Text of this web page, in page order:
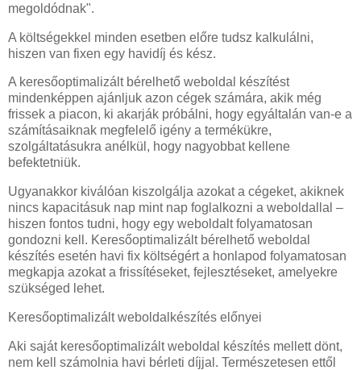
megoldódnak".
A költségekkel minden esetben előre tudsz kalkulálni,
hiszen van fixen egy havidíj és kész.
A keresőoptimalizált bérelhető weboldal készítést
mindenképpen ajánljuk azon cégek számára, akik még
frissek a piacon, ki akarják próbálni, hogy egyáltalán van-e a
számításaiknak megfelelő igény a termékükre,
szolgáltatásukra anélkül, hogy nagyobbat kellene
befektetniük.
Ugyanakkor kiválóan kiszolgálja azokat a cégeket, akiknek
nincs kapacitásuk nap mint nap foglalkozni a weboldallal –
hiszen fontos tudni, hogy egy weboldalt folyamatosan
gondozni kell. Keresőoptimalizált bérelhető weboldal
készítés esetén havi fix költségért a honlapod folyamatosan
megkapja azokat a frissítéseket, fejlesztéseket, amelyekre
szükséged lehet.
Keresőoptimalizált weboldalkészítés előnyei
Aki saját keresőoptimalizált weboldal készítés mellett dönt,
nem kell számolnia havi bérleti díjjal. Természetesen ettől